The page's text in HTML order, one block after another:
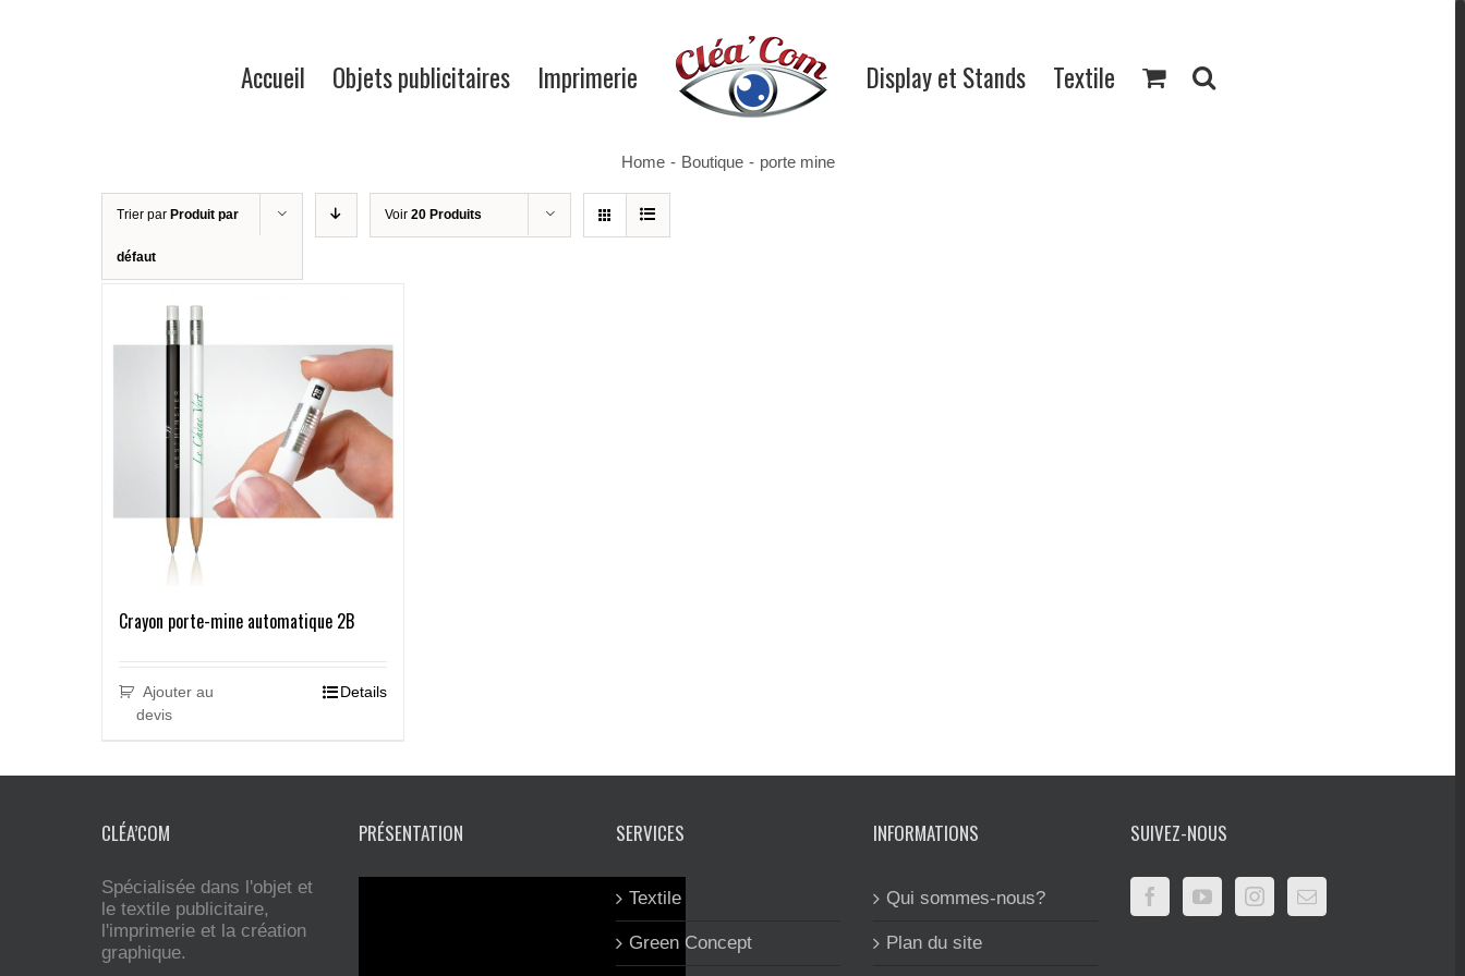
Accueil Objets publicitaires Imprimerie Display et Stands Textile
Home - Boutique - porte mine
Trier par Produit par
défaut
Voir 20 Produits
Crayon porte-mine automatique 2B
Ajouter au
devis
Details
CLÉA’COM
Spécialisée dans l'objet et
le textile publicitaire,
l'imprimerie et la création
graphique.
PRÉSENTATION SERVICES
Textile
Green Concept
INFORMATIONS
Qui sommes-nous?
Plan du site
SUIVEZ-NOUS